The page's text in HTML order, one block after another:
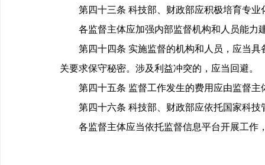
第四十三条 科技部、财政部应积极培育专业
各监督主体应加强内部监督机构和人员能力
第四十四条 实施监督的机构和人员，应当具
关要求保守秘密。涉及利益冲突的，应当回避。
第四十五条 监督工作发生的费用应由监督主
第四十六条 科技部、财政部应依托国家科技
各监督主体应当依托监督信息平台开展工作，